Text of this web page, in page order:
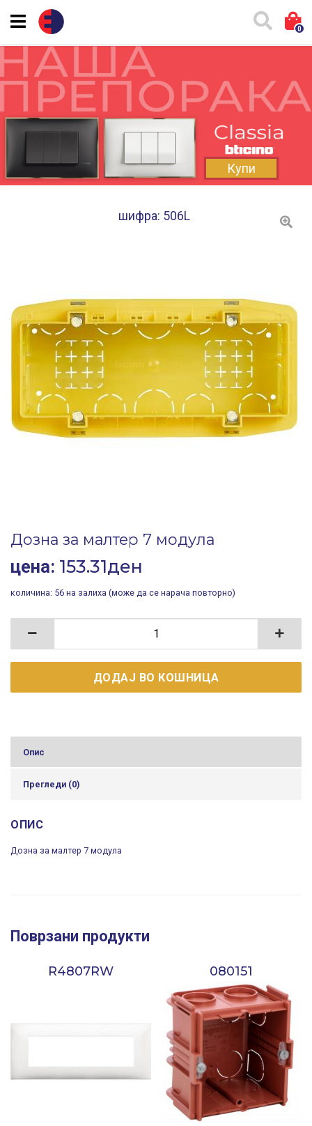
0
Купи
шифра: 506L
Дозна за малтер 7 модула
цена: 153.31ден
количина: 56 на залиха (може да се нарача повторно)
Дозна за малтер 7 модула количина
ДОДАЈ ВО КОШНИЦА
Опис
Прегледи (0)
ОПИС
Дозна за малтер 7 модула
Поврзани продукти
R4807RW 080151